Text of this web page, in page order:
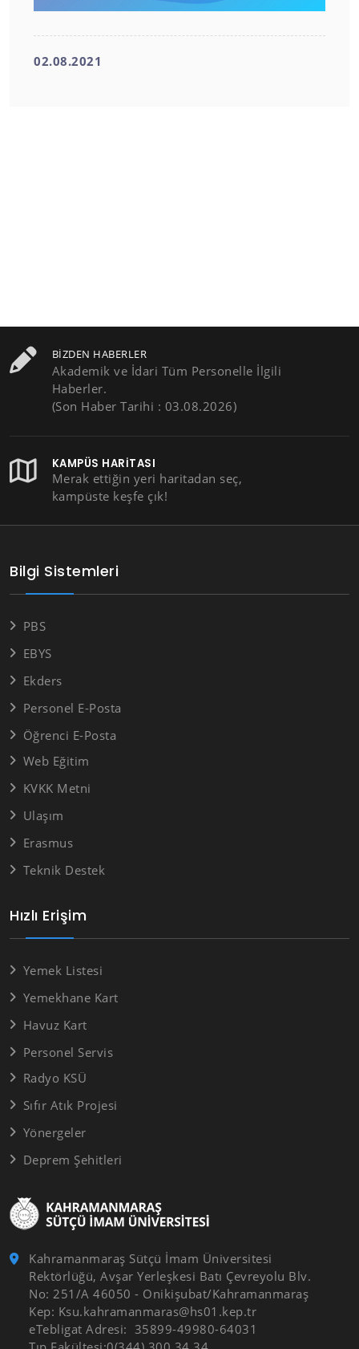
02.08.2021
BIZDEN HABERLER
Akademik ve İdari Tüm Personelle İlgili
Haberler.
(Son Haber Tarihi : 03.08.2026)
KAMPÜS HARITASI
Merak ettiğin yeri haritadan seç,
kampüste keşfe çık!
Kahramanmaraş Sütçü İmam Üniversitesi
Rektörlüğü, Avşar Yerleşkesi Batı Çevreyolu Blv.
No: 251/A 46050 - Onikişubat/Kahramanmaraş
Kep: Ksu.kahramanmaras@hs01.kep.tr
eTebligat Adresi: 35899-49980-64031
Hızlı Erişim
Yemek Listesi
Yemekhane Kart
Havuz Kart
Personel Servis
Radyo KSÜ
Sıfır Atık Projesi
Yönergeler
Deprem Şehitleri
Bilgi Sistemleri
PBS
EBYS
Ekders
Personel E-Posta
Öğrenci E-Posta
Web Eğitim
KVKK Metni
Ulaşım
Erasmus
Teknik Destek